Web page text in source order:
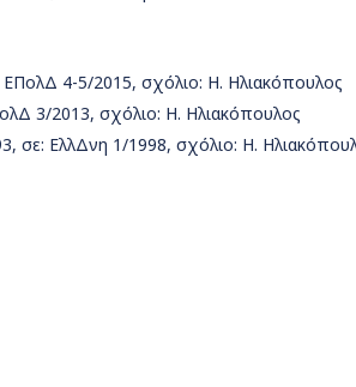
4-5/2015, σχόλιο: Η. Ηλιακόπουλος
3/2013, σχόλιο: Η. Ηλιακόπουλος
σε: ΕλλΔνη 1/1998, σχόλιο: Η.